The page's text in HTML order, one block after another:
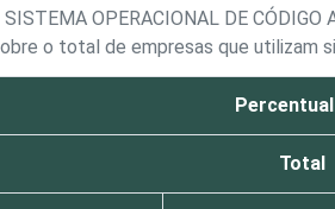
OPERACIONAL DE CÓDIGO
o total de empresas que utilizam
Total